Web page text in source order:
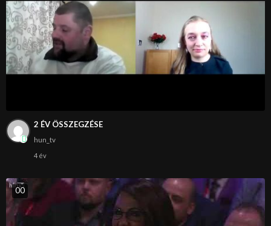
2 ÉV ÖSSZEGZÉSE
hun_tv
4 év
00